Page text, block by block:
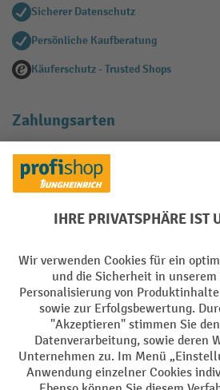
Sicherer Datenschutz
Persönliche Kaufberatung
Käuferschutz - Trusted Shops
Zahlungsarten
Creditcard (Master)
Facebook
YouTube
LinkedIn
Instagram
AGB Impressum Datenschutz